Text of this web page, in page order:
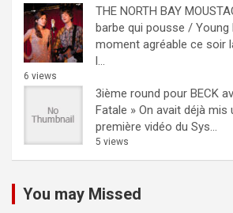
THE NORTH BAY
barbe qui pousse / Young
moment agréable ce soir
l...
6 views
3ième round pour BECK
Fatale » On avait déjà mis
première vidéo du Sys...
5 views
You may Missed